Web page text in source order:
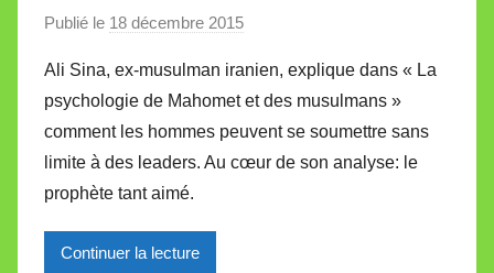
Publié le 18 décembre 2015
r
M
i
r
Ali Sina, ex-musulman iranien, explique dans « La
psychologie de Mahomet et des musulmans »
comment les hommes peuvent se soumettre sans
limite à des leaders. Au cœur de son analyse: le
prophète tant aimé.
Continuer la lecture